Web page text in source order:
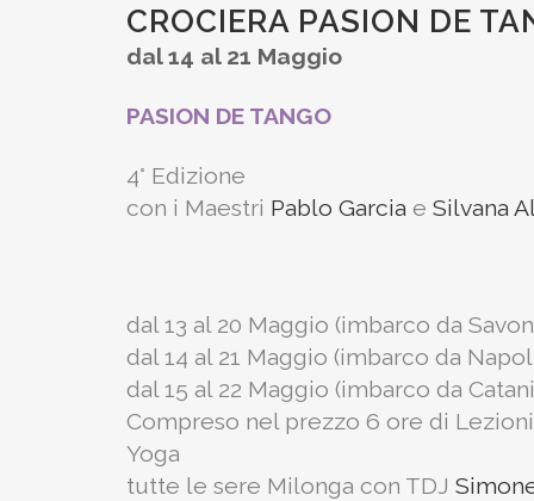
CROCIERA PASION DE
dal 14 al 21 Maggio
PASION DE TANGO
4° Edizione
con i Maestri Pablo Garcia e Silvana
dal 13 al 20 Maggio (imbarco da
dal 14 al 21 Maggio (imbarco da
dal 15 al 22 Maggio (imbarco da
Compreso nel prezzo 6 ore di
Yoga
tutte le sere Milonga con TDJ